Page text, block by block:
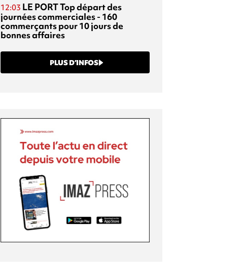
12:03 LE PORTTop départ des
journées commerciales - 160
commerçants pour 10 jours de
bonnes affaires
PLUS D’INFOS